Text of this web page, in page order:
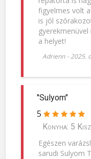
figyelmes volt
is jól
a helyet!
Adrienn -2025.
"Sulyom"
5
Konyha: 5
Egészen
sarudi Sulyom